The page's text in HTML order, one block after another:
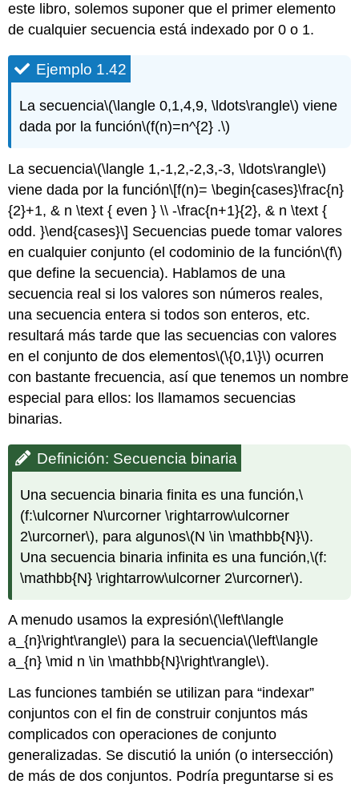
este libro, solemos suponer que el primer elemento
de cualquier secuencia está indexado por 0 o 1.
Ejemplo 1.42
La secuencia\(\langle 0,1,4,9, \ldots\rangle\) viene
dada por la función\(f(n)=n^{2} .\)
La secuencia\(\langle 1,-1,2,-2,3,-3, \ldots\rangle\)
viene dada por la función\[f(n)= \begin{cases}\frac{n}
{2}+1, & n \text { even } \\ -\frac{n+1}{2}, & n \text {
odd. }\end{cases}\] Secuencias puede tomar valores
en cualquier conjunto (el codominio de la función\(f\)
que define la secuencia). Hablamos de una
secuencia real si los valores son números reales,
una secuencia entera si todos son enteros, etc.
resultará más tarde que las secuencias con valores
en el conjunto de dos elementos\(\{0,1\}\) ocurren
con bastante frecuencia, así que tenemos un nombre
especial para ellos: los llamamos secuencias
binarias.
Definición: Secuencia binaria
Una secuencia binaria finita es una función,\
(f:\ulcorner N\urcorner \rightarrow\ulcorner
2\urcorner\), para algunos\(N \in \mathbb{N}\).
Una secuencia binaria infinita es una función,\(f:
\mathbb{N} \rightarrow\ulcorner 2\urcorner\).
A menudo usamos la expresión\(\left\langle
a_{n}\right\rangle\) para la secuencia\(\left\langle
a_{n} \mid n \in \mathbb{N}\right\rangle\).
Las funciones también se utilizan para “indexar”
conjuntos con el fin de construir conjuntos más
complicados con operaciones de conjunto
generalizadas. Se discutió la unión (o intersección)
de más de dos conjuntos. Podría preguntarse si es